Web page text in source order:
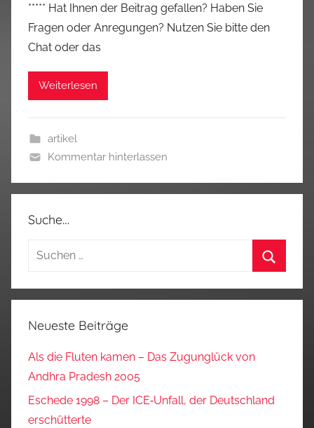
***** Hat Ihnen der Beitrag gefallen? Haben Sie
Fragen oder Anregungen? Nutzen Sie bitte den
Chat oder das
Weiterlesen
artikel
Kommentar hinterlassen
Suche…
Suchen
Neueste Beiträge
Als die Fluten kamen – Das Zugunglück von
Andhra Pradesh 2005
Eschede 1998 – Der ICE‑Unfall, der Deutschland
erschütterte